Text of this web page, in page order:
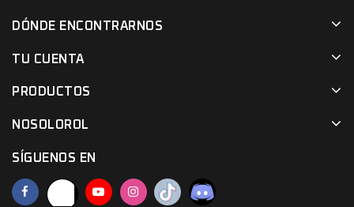
DÓNDE ENCONTRARNOS
TU CUENTA
PRODUCTOS
NOSOLOROL
SÍGUENOS EN